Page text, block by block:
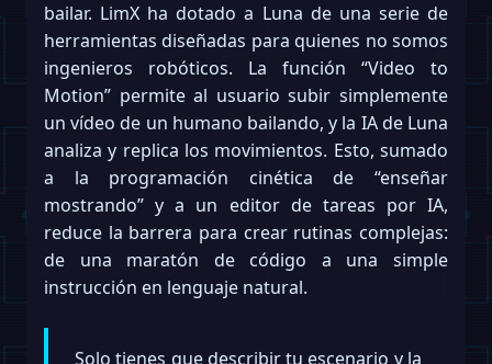
bailar. LimX ha dotado a Luna de una serie de
herramientas diseñadas para quienes no somos
ingenieros robóticos. La función “Video to
Motion” permite al usuario subir simplemente
un vídeo de un humano bailando, y la IA de Luna
analiza y replica los movimientos. Esto, sumado
a la programación cinética de “enseñar
mostrando” y a un editor de tareas por IA,
reduce la barrera para crear rutinas complejas:
de una maratón de código a una simple
instrucción en lenguaje natural.
Solo tienes que describir tu escenario y la